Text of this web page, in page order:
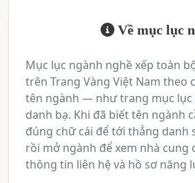
Về mục lục
Mục lục ngành nghề xếp toàn
trên Trang Vàng Việt Nam theo
tên ngành — như trang mục lục
danh bạ. Khi đã biết tên ngành
đúng chữ cái để tới thẳng danh
rồi mở ngành để xem nhà cung
thông tin liên hệ và hồ sơ năng